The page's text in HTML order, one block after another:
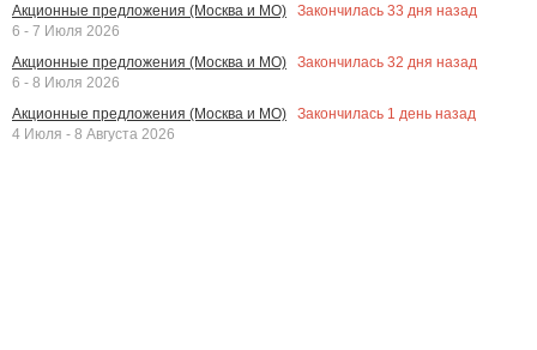
Акционные предложения (Москва и МО)
Закончилась 33 дня назад
6 - 7 Июля 2026
Акционные предложения (Москва и МО)
Закончилась 32 дня назад
6 - 8 Июля 2026
Акционные предложения (Москва и МО)
Закончилась 1 день назад
4 Июля - 8 Августа 2026